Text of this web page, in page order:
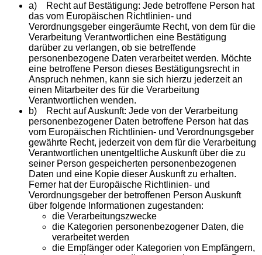
a) Recht auf Bestätigung: Jede betroffene Person hat
das vom Europäischen Richtlinien- und
Verordnungsgeber eingeräumte Recht, von dem für die
Verarbeitung Verantwortlichen eine Bestätigung
darüber zu verlangen, ob sie betreffende
personenbezogene Daten verarbeitet werden. Möchte
eine betroffene Person dieses Bestätigungsrecht in
Anspruch nehmen, kann sie sich hierzu jederzeit an
einen Mitarbeiter des für die Verarbeitung
Verantwortlichen wenden.
b) Recht auf Auskunft: Jede von der Verarbeitung
personenbezogener Daten betroffene Person hat das
vom Europäischen Richtlinien- und Verordnungsgeber
gewährte Recht, jederzeit von dem für die Verarbeitung
Verantwortlichen unentgeltliche Auskunft über die zu
seiner Person gespeicherten personenbezogenen
Daten und eine Kopie dieser Auskunft zu erhalten.
Ferner hat der Europäische Richtlinien- und
Verordnungsgeber der betroffenen Person Auskunft
über folgende Informationen zugestanden:
die Verarbeitungszwecke
die Kategorien personenbezogener Daten, die
verarbeitet werden
die Empfänger oder Kategorien von Empfängern,